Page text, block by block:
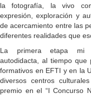
la fotografía, la vivo
expresión, exploración y
de acercamiento entre las
diferentes realidades que
La primera etapa mi
autodidacta, al tiempo que
formativos en EFTI y en la
diversos centros
premio en el “I Concurso